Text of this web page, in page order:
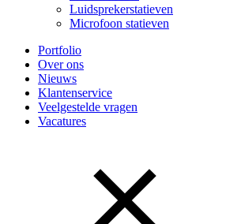
Luidsprekerstatieven
Microfoon statieven
Portfolio
Over ons
Nieuws
Klantenservice
Veelgestelde vragen
Vacatures